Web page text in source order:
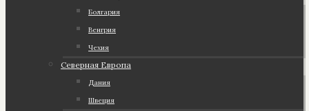
Болгария
Венгрия
Чехия
Северная Европа
Дания
Швеция